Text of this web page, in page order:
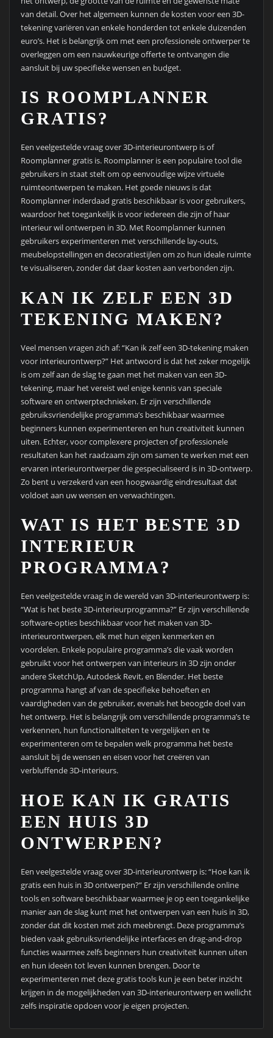
van detail. Over het algemeen kunnen de kosten voor een 3D-
tekening variëren van enkele honderden tot enkele duizenden
euro’s. Het is belangrijk om met een professionele ontwerper te
overleggen om een nauwkeurige offerte te ontvangen die
aansluit bij uw specifieke wensen en budget.
IS ROOMPLANNER
GRATIS?
Een veelgestelde vraag over 3D-interieurontwerp is of
Roomplanner gratis is. Roomplanner is een populaire tool die
gebruikers in staat stelt om op eenvoudige wijze virtuele
ruimteontwerpen te maken. Het goede nieuws is dat
Roomplanner inderdaad gratis beschikbaar is voor gebruikers,
waardoor het toegankelijk is voor iedereen die zijn of haar
interieur wil ontwerpen in 3D. Met Roomplanner kunnen
gebruikers experimenteren met verschillende lay-outs,
meubelopstellingen en decoratiestijlen om zo hun ideale ruimte
te visualiseren, zonder dat daar kosten aan verbonden zijn.
KAN IK ZELF EEN 3D
TEKENING MAKEN?
Veel mensen vragen zich af: “Kan ik zelf een 3D-tekening maken
voor interieurontwerp?” Het antwoord is dat het zeker mogelijk
is om zelf aan de slag te gaan met het maken van een 3D-
tekening, maar het vereist wel enige kennis van speciale
software en ontwerptechnieken. Er zijn verschillende
gebruiksvriendelijke programma’s beschikbaar waarmee
beginners kunnen experimenteren en hun creativiteit kunnen
uiten. Echter, voor complexere projecten of professionele
resultaten kan het raadzaam zijn om samen te werken met een
ervaren interieurontwerper die gespecialiseerd is in 3D-ontwerp.
Zo bent u verzekerd van een hoogwaardig eindresultaat dat
voldoet aan uw wensen en verwachtingen.
WAT IS HET BESTE 3D
INTERIEUR
PROGRAMMA?
Een veelgestelde vraag in de wereld van 3D-interieurontwerp is:
“Wat is het beste 3D-interieurprogramma?” Er zijn verschillende
software-opties beschikbaar voor het maken van 3D-
interieurontwerpen, elk met hun eigen kenmerken en
voordelen. Enkele populaire programma’s die vaak worden
gebruikt voor het ontwerpen van interieurs in 3D zijn onder
andere SketchUp, Autodesk Revit, en Blender. Het beste
programma hangt af van de specifieke behoeften en
vaardigheden van de gebruiker, evenals het beoogde doel van
het ontwerp. Het is belangrijk om verschillende programma’s te
verkennen, hun functionaliteiten te vergelijken en te
experimenteren om te bepalen welk programma het beste
aansluit bij de wensen en eisen voor het creëren van
verbluffende 3D-interieurs.
HOE KAN IK GRATIS
EEN HUIS 3D
ONTWERPEN?
Een veelgestelde vraag over 3D-interieurontwerp is: “Hoe kan ik
gratis een huis in 3D ontwerpen?” Er zijn verschillende online
tools en software beschikbaar waarmee je op een toegankelijke
manier aan de slag kunt met het ontwerpen van een huis in 3D,
zonder dat dit kosten met zich meebrengt. Deze programma’s
bieden vaak gebruiksvriendelijke interfaces en drag-and-drop
functies waarmee zelfs beginners hun creativiteit kunnen uiten
en hun ideeën tot leven kunnen brengen. Door te
experimenteren met deze gratis tools kun je een beter inzicht
krijgen in de mogelijkheden van 3D-interieurontwerp en wellicht
zelfs inspiratie opdoen voor je eigen projecten.